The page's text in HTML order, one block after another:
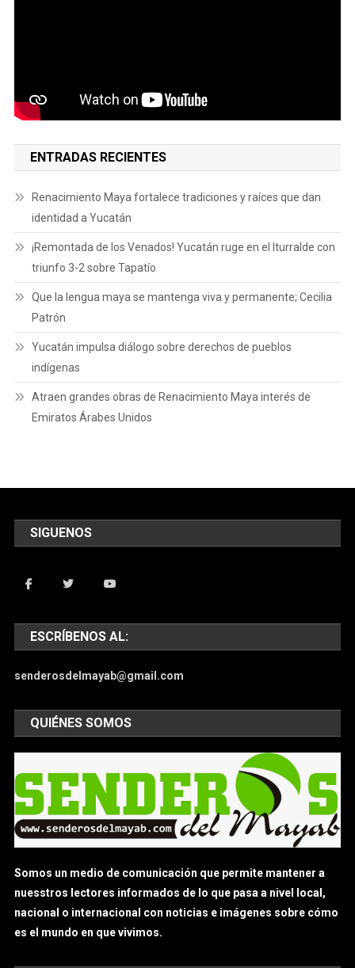
ENTRADAS RECIENTES
Renacimiento Maya fortalece tradiciones y raíces que dan
identidad a Yucatán
¡Remontada de los Venados! Yucatán ruge en el Iturralde con
triunfo 3-2 sobre Tapatío
Que la lengua maya se mantenga viva y permanente; Cecilia
Patrón
Yucatán impulsa diálogo sobre derechos de pueblos
indígenas
Atraen grandes obras de Renacimiento Maya interés de
Emiratos Árabes Unidos
SIGUENOS
ESCRÍBENOS AL:
senderosdelmayab@gmail.com
QUIÉNES SOMOS
Somos un medio de comunicación que permite mantener a
nuesstros lectores informados de lo que pasa a nivel local,
nacional o internacional con noticias e imágenes sobre cómo
es el mundo en que vivimos.